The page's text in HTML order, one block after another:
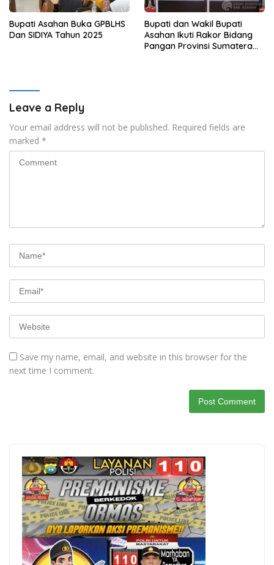
Bupati Asahan Buka GPBLHS
Dan SIDIYA Tahun 2025
Bupati dan Wakil Bupati
Asahan Ikuti Rakor Bidang
Pangan Provinsi Sumatera
Leave a Reply
Your email address will not be published. Required fields are
marked *
Save my name, email, and website in this browser for the
next time I comment.